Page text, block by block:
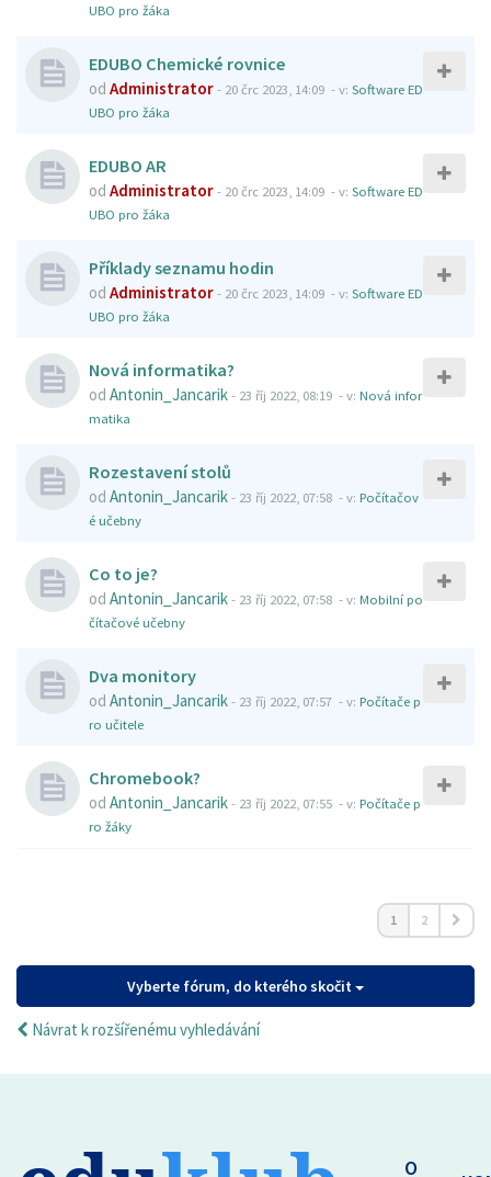
UBO pro žáka
EDUBO Chemické rovnice
od Administrator- 20 črc 2023, 14:09 - v: Software ED
UBO pro žáka
EDUBO AR
od Administrator- 20 črc 2023, 14:09 - v: Software ED
UBO pro žáka
Příklady seznamu hodin
od Administrator- 20 črc 2023, 14:09 - v: Software ED
UBO pro žáka
Nová informatika?
od Antonin_Jancarik- 23 říj 2022, 08:19 - v: Nová infor
matika
Rozestavení stolů
od Antonin_Jancarik- 23 říj 2022, 07:58 - v: Počítačov
é učebny
Co to je?
od Antonin_Jancarik- 23 říj 2022, 07:58 - v: Mobilní po
čítačové učebny
Dva monitory
od Antonin_Jancarik- 23 říj 2022, 07:57 - v: Počítače p
ro učitele
Chromebook?
od Antonin_Jancarik- 23 říj 2022, 07:55 - v: Počítače p
ro žáky
1 2
Vyberte fórum, do kterého skočit
Návrat k rozšířenému vyhledávání
O